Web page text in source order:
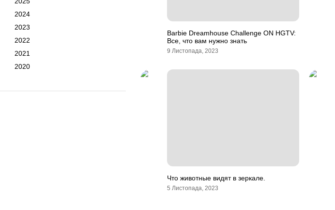
2024
2023
2022
2021
2020
Barbie Dreamhouse Challenge ON HGTV:
Все, что вам нужно знать
9 Листопада, 2023
Что животные видят в зеркале.
5 Листопада, 2023